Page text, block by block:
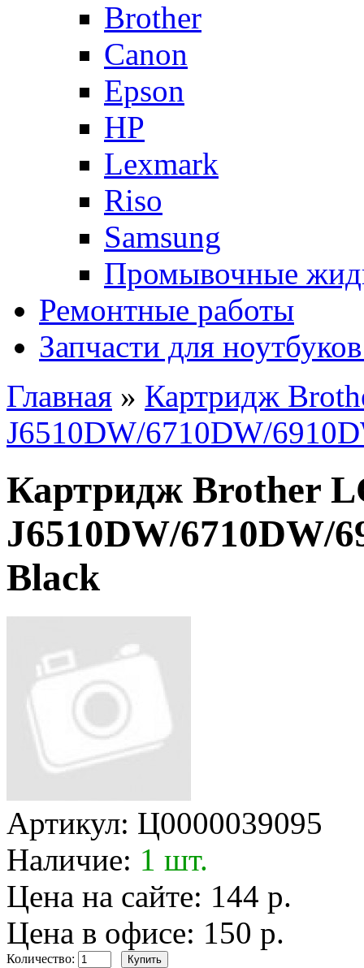
Brother
Canon
Epson
HP
Lexmark
Riso
Samsung
Промывочные
Ремонтные работы
Запчасти для
Главная » Картридж
J6510DW/6710DW/
Картридж Brother
J6510DW/6710DW/
Black
Артикул: Ц0000039095
Наличие: 1 шт.
Цена на сайте: 144 р.
Цена в офисе: 150 р.
Количество: